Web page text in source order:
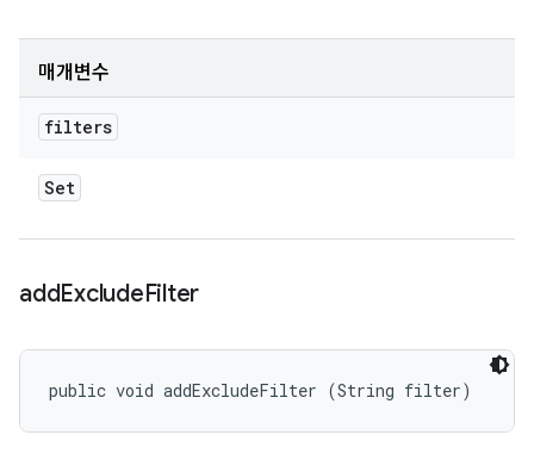
매개변수
filters
Set
addExcludeFilter
public void addExcludeFilter (String filter)